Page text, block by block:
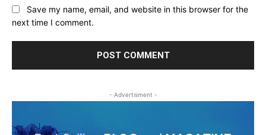
Save my name, email, and website in this browser for the
next time I comment.
- Advertisment -